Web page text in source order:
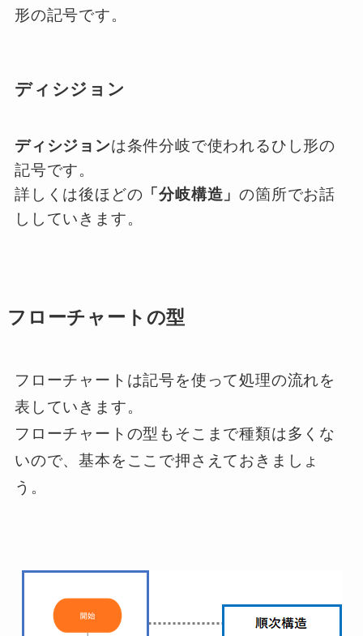
形の記号です。
ディシジョン
ディシジョンは条件分岐で使われるひし形の
記号です。
詳しくは後ほどの 「分岐構造」の箇所でお話
ししていきます。
フローチャートの型
フローチャートは記号を使って処理の流れを
表していきます。
フローチャートの型もそこまで種類は多くな
いので、基本をここで押さえておきましょ
う。